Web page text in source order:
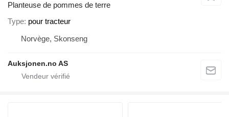
Planteuse de pommes de terre
Type pour tracteur
Norvège, Skonseng
Auksjonen.no AS